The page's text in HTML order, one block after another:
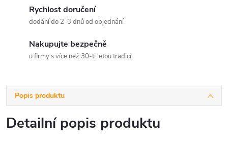
Rychlost doručení
dodání do 2-3 dnů od objednání
Nakupujte bezpečně
u firmy s více než 30-ti letou tradicí
Popis produktu
Detailní popis produktu